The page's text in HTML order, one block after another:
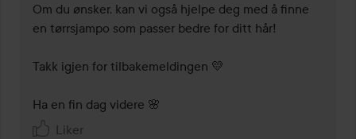
Om du ønsker, kan vi også hjelpe deg med å finne
en tørrsjampo som passer bedre for ditt hår!
Takk igjen for tilbakemeldingen 💛
Ha en fin dag videre 🌸
Liker